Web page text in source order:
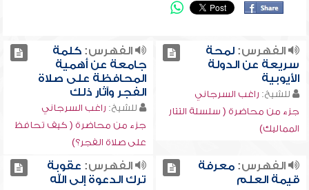
الفهرس:لمحة
سريعة عن الدولة
الأيوبية
للشيخ: راغب السرجاني
جزء من محاضرة ( سلسلة التتار
المماليك)
الفهرس:كلمة
جامعة عن أهمية
المحافظة على صلاة
الفجر وآثار ذلك
للشيخ: راغب السرجاني
جزء من محاضرة ( كيف تحافظ
على صلاة الفجر؟)
الفهرس:معرفة
قيمة العلم
الفهرس: عقوبة
ترك الدعوة إلى الله